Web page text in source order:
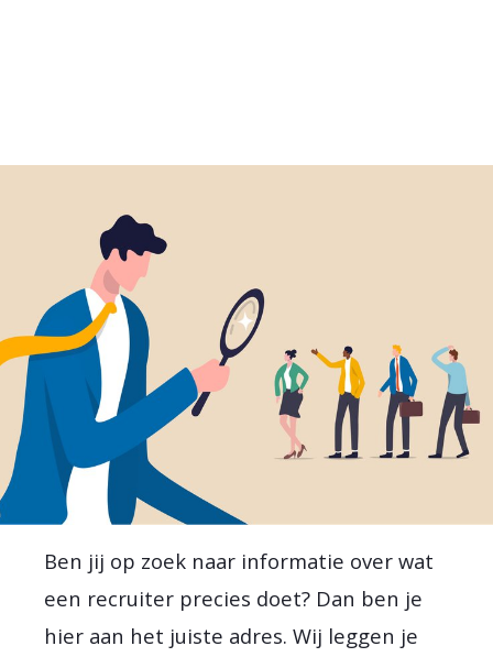
Ben jij op zoek naar informatie over wat
een recruiter precies doet? Dan ben je
hier aan het juiste adres. Wij leggen je